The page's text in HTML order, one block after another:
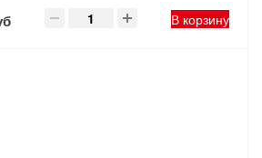
В корзину